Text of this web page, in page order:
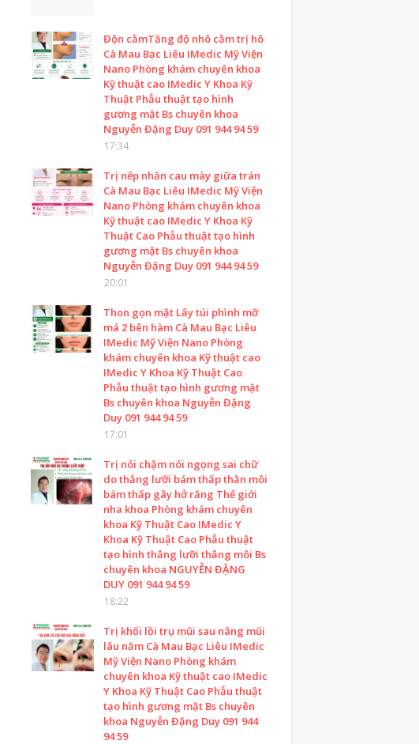
Độn cằmTăng độ nhô cằm trị hô
Cà Mau Bạc Liêu IMedic Mỹ Viện
Nano Phòng khám chuyên khoa
Kỹ thuật cao IMedic Y Khoa Kỹ
Thuật Phẫu thuật tạo hình
gương mặt Bs chuyên khoa
Nguyễn Đặng Duy 091 944 94 59
17:34
Trị nếp nhăn cau mày giữa trán
Cà Mau Bạc Liêu IMedic Mỹ Viện
Nano Phòng khám chuyên khoa
Kỹ thuật cao IMedic Y Khoa Kỹ
Thuật Cao Phẫu thuật tạo hình
gương mặt Bs chuyên khoa
Nguyễn Đặng Duy 091 944 94 59
20:01
Thon gọn mặt Lấy túi phình mỡ
má 2 bên hàm Cà Mau Bạc Liêu
IMedic Mỹ Viện Nano Phòng
khám chuyên khoa Kỹ thuật cao
IMedic Y Khoa Kỹ Thuật Cao
Phẫu thuật tạo hình gương mặt
Bs chuyên khoa Nguyễn Đặng
Duy 091 944 94 59
17:01
Trị nói chậm nói ngọng sai chữ
do thắng lưỡi bám thấp thằn môi
bám thấp gây hở răng Thế giới
nha khoa Phòng khám chuyên
khoa Kỹ Thuật Cao IMedic Y
Khoa Kỹ Thuật Cao Phẫu thuật
tạo hình thắng lưỡi thắng môi Bs
chuyên khoa NGUYỄN ĐẶNG
DUY 091 944 94 59
18:22
Trị khối lồi trụ mũi sau nâng mũi
lâu năm Cà Mau Bạc Liêu IMedic
Mỹ Viện Nano Phòng khám
chuyên khoa Kỹ thuật cao IMedic
Y Khoa Kỹ Thuật Cao Phẫu thuật
tạo hình gương mặt Bs chuyên
khoa Nguyễn Đặng Duy 091 944
94 59